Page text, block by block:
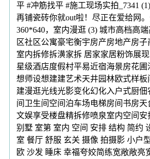
平 #冲筋找平 #施工现场实拍_7341
再铺瓷砖你就out啦！尽正在爱给网
360*640，室内漫逛 (3) 城市高档高
区社区公寓豪宅衡宇房产房地产房
室内拆修拆潢家拆 居家家居粉饰展
星级酒店度假村平易近宿海景房花
想师设想建建艺术天井园林欧式样
建漫逛光线光影变化幻化入户式厨
间卫生间空间泊车场电梯房间书房天
文娱享受楼盘精拆修喷泉室内空间安
别墅 室第 室内 空间 安排 结构 简约
室 餐厅 舒服 玄关 摄像 拍摄影 小户
欧 沙发 睡床 幸福夸姣简练宽敞敞亮